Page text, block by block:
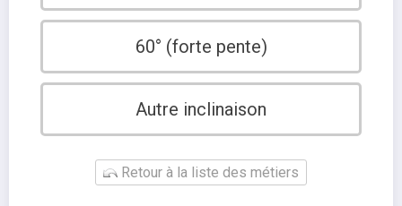
60° (forte pente)
Autre inclinaison
Retour à la liste des métiers